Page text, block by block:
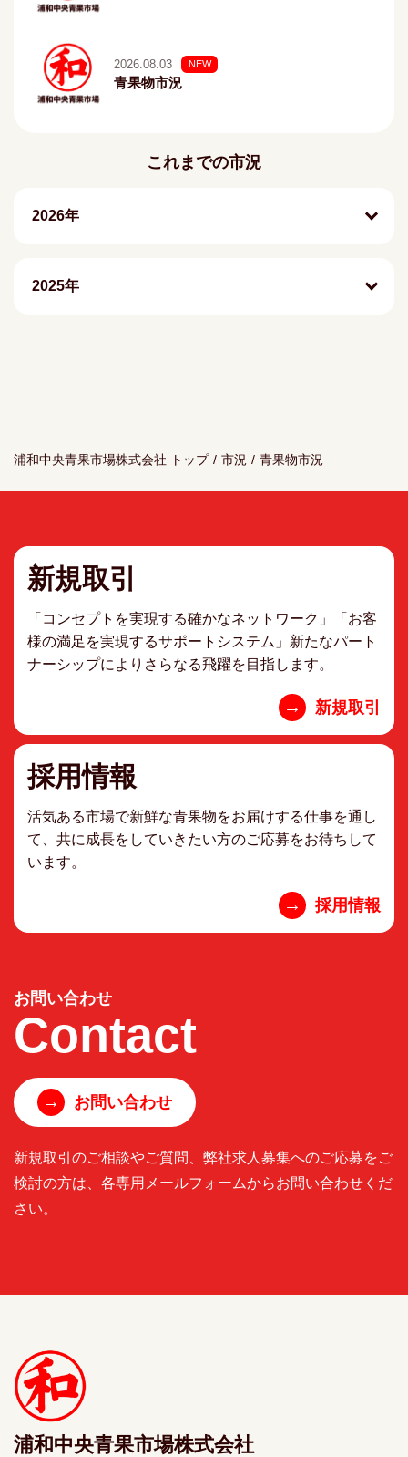
2026.08.03 NEW
青果物市況
これまでの市況
2026年
2025年
浦和中央青果市場株式会社 トップ / 市況 / 青果物市況
新規取引
「コンセプトを実現する確かなネットワーク」「お客
様の満足を実現するサポートシステム」新たなパート
ナーシップによりさらなる飛躍を目指します。
→ 新規取引
採用情報
活気ある市場で新鮮な青果物をお届けする仕事を通し
て、共に成長をしていきたい方のご応募をお待ちして
います。
→ 採用情報
お問い合わせ
Contact
→ お問い合わせ
新規取引のご相談やご質問、弊社求人募集へのご応募をご
検討の方は、各専用メールフォームからお問い合わせくだ
さい。
浦和中央青果市場株式会社